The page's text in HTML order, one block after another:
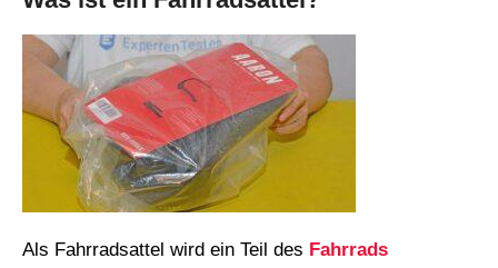
Als Fahrradsattel wird ein Teil des Fahrrads